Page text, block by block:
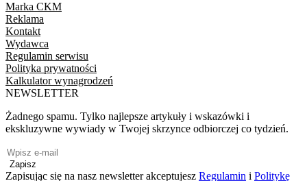
Marka CKM
Reklama
Kontakt
Wydawca
Regulamin serwisu
Polityka prywatności
Kalkulator wynagrodzeń
NEWSLETTER
Żadnego spamu. Tylko najlepsze artykuły i wskazówki i
ekskluzywne wywiady w Twojej skrzynce odbiorczej co tydzień.
Zapisz
Zapisując się na nasz newsletter akceptujesz Regulamin i Politykę